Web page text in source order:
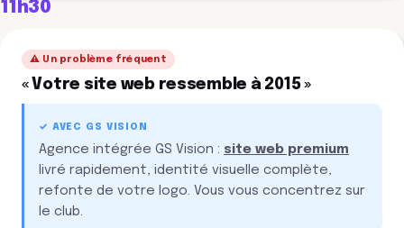
11h30
⚠️ Un problème fréquent
« Votre site web ressemble à 2015 »
✓ AVEC GS VISION
Agence intégrée GS Vision : site web premium
livré rapidement, identité visuelle complète,
refonte de votre logo. Vous vous concentrez sur
le club.